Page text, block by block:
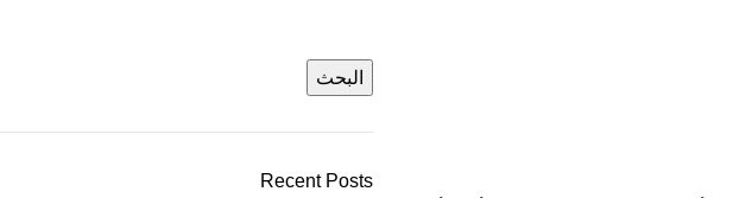
البحث
Recent Posts